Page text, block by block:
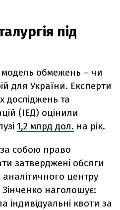
під
модель обмежень – чи
для України. Експерти
досліджень та
(ІЕД) оцінили
1,2 млрд дол. на рік.
собою право
затверджені обсяги
центру
Зінченко наголошує:
індивідуальні квоти за